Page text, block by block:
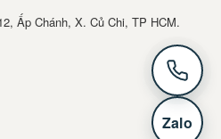
Ấp Chánh, X. Củ Chi, TP HCM.
Zalo